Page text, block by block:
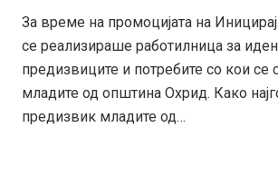
За време на промоцијата на
се реализираше работилница за
предизвиците и потребите со кои се
младите од општина Охрид. Како
предизвик младите од…